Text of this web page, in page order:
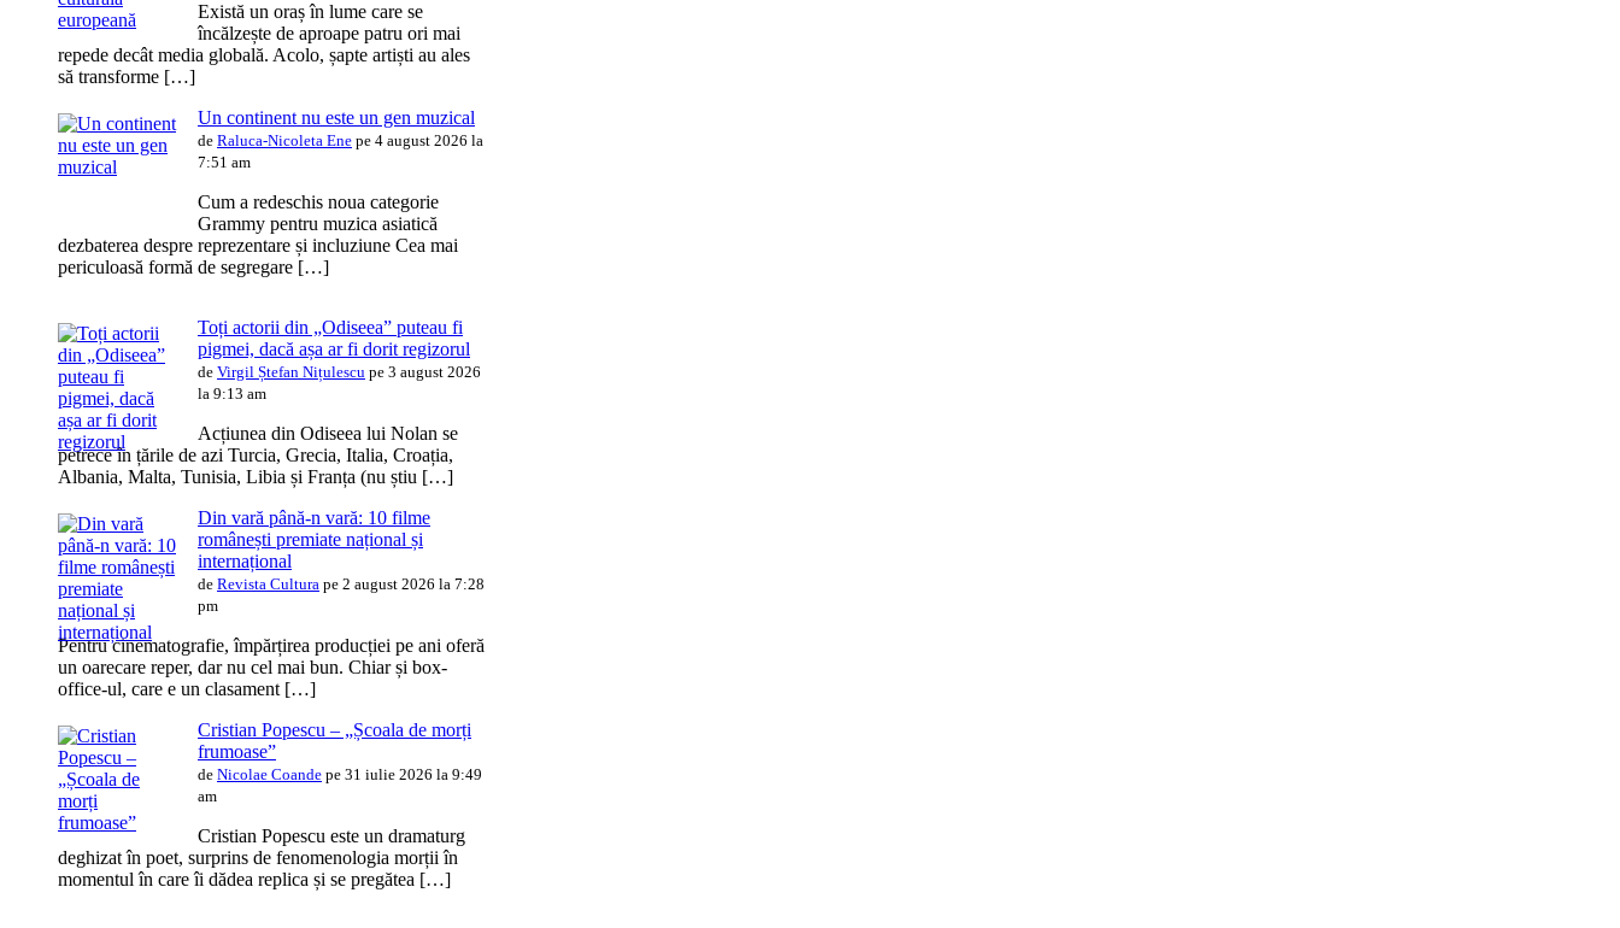
Există un oraș în lume care se
încălzește de aproape patru ori mai
repede decât media globală. Acolo, șapte artiști au ales
să transforme […]
Un continent nu este un gen muzical
de Raluca-Nicoleta Ene pe 4 august 2026 la
7:51 am
Cum a redeschis noua categorie
Grammy pentru muzica asiatică
dezbaterea despre reprezentare și incluziune Cea mai
periculoasă formă de segregare […]
Toți actorii din „Odiseea” puteau fi
pigmei, dacă așa ar fi dorit regizorul
de Virgil Ștefan Nițulescu pe 3 august 2026
la 9:13 am
Acțiunea din Odiseea lui Nolan se
petrece în țările de azi Turcia, Grecia, Italia, Croația,
Albania, Malta, Tunisia, Libia și Franța (nu știu […]
Din vară până-n vară: 10 filme
românești premiate național și
internațional
de Revista Cultura pe 2 august 2026 la 7:28
pm
Pentru cinematografie, împărțirea producției pe ani oferă
un oarecare reper, dar nu cel mai bun. Chiar și box-
office-ul, care e un clasament […]
Cristian Popescu – „Școala de morți
frumoase”
de Nicolae Coande pe 31 iulie 2026 la 9:49
am
Cristian Popescu este un dramaturg
deghizat în poet, surprins de fenomenologia morții în
momentul în care îi dădea replica și se pregătea […]